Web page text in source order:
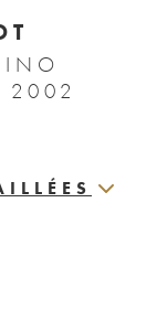
2002